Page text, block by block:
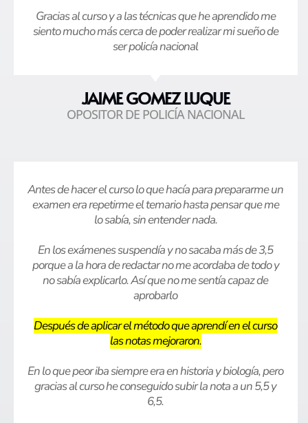
Gracias al curso y a las técnicas que he aprendido me
siento mucho más cerca de poder realizar mi sueño de
ser policía nacional
JAIME GOMEZ LUQUE
OPOSITOR DE POLICÍA NACIONAL
Antes de hacer el curso lo que hacía para prepararme un
examen era repetirme el temario hasta pensar que me
lo sabía, sin entender nada.
En los exámenes suspendía y no sacaba más de 3,5
porque a la hora de redactar no me acordaba de todo y
no sabía explicarlo. Así que no me sentía capaz de
aprobarlo
Después de aplicar el método que aprendí en el curso
las notas mejoraron.
En lo que peor iba siempre era en historia y biología, pero
gracias al curso he conseguido subir la nota a un 5,5 y
6,5.